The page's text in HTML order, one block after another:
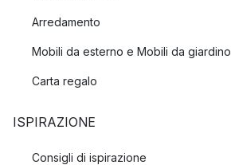
Arredamento
Mobili da esterno e Mobili da giardino
Carta regalo
ISPIRAZIONE
Consigli di ispirazione